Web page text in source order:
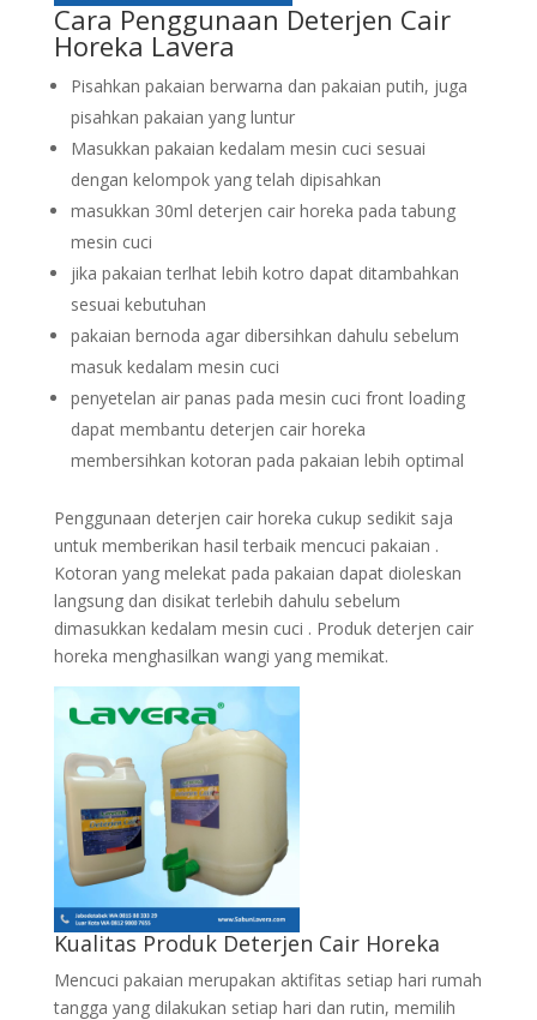
Cara Penggunaan Deterjen Cair
Horeka Lavera
Pisahkan pakaian berwarna dan pakaian putih, juga
pisahkan pakaian yang luntur
Masukkan pakaian kedalam mesin cuci sesuai
dengan kelompok yang telah dipisahkan
masukkan 30ml deterjen cair horeka pada tabung
mesin cuci
jika pakaian terlhat lebih kotro dapat ditambahkan
sesuai kebutuhan
pakaian bernoda agar dibersihkan dahulu sebelum
masuk kedalam mesin cuci
penyetelan air panas pada mesin cuci front loading
dapat membantu deterjen cair horeka
membersihkan kotoran pada pakaian lebih optimal
Penggunaan deterjen cair horeka cukup sedikit saja
untuk memberikan hasil terbaik mencuci pakaian .
Kotoran yang melekat pada pakaian dapat dioleskan
langsung dan disikat terlebih dahulu sebelum
dimasukkan kedalam mesin cuci . Produk deterjen cair
horeka menghasilkan wangi yang memikat.
Kualitas Produk Deterjen Cair Horeka
Mencuci pakaian merupakan aktifitas setiap hari rumah
tangga yang dilakukan setiap hari dan rutin, memilih